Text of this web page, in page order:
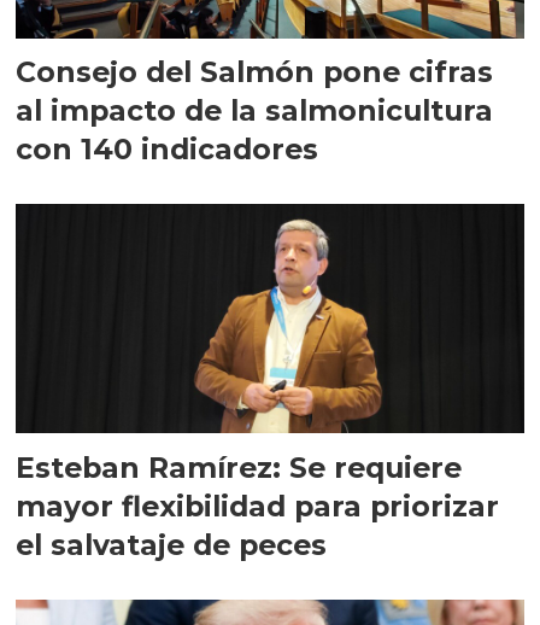
Consejo del Salmón pone cifras
al impacto de la salmonicultura
con 140 indicadores
Esteban Ramírez: Se requiere
mayor flexibilidad para priorizar
el salvataje de peces